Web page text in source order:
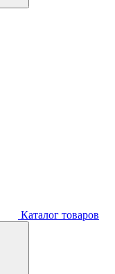
Каталог товаров